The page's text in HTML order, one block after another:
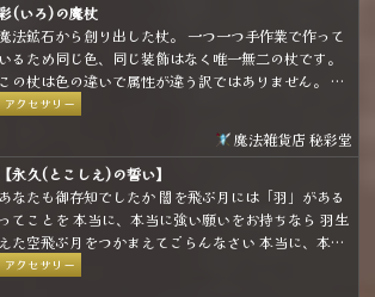
(いろ)の魔杖
法鉱石から創り出した杖。 一つ一つ手作業で作って
いるため同じ色、同じ装飾はなく唯一無二の杖です。
この杖は色の違いで属性が違う訳ではありません。 使
者を惹き寄せ、幸せへ導くための色の違いです。
れる色って人によって違うよね」ということを言いた
かったです💦)
アクセサリー
魔法雑貨店 秘彩堂
【永久(とこしえ)の誓い】
あなたも御存知でしたか 闇を飛ぶ月には「羽」がある
ってことを 本当に、本当に強い願いをお持ちなら 羽生
えた空飛ぶ月をつかまえてごらんなさい 本当に、本当
強い願いなら 月はその願いを叶えてくれるでしょう
アクセサリー